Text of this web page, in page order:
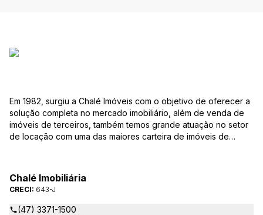
Em 1982, surgiu a Chalé Imóveis com o objetivo de oferecer a
solução completa no mercado imobiliário, além de venda de
imóveis de terceiros, também temos grande atuação no setor
de locação com uma das maiores carteira de imóveis de
Arte Imóveis. E também reavaliamos a nossa Missão, Visão e
Valores.
Chalé Imobiliária
CRECI: 643-J
(47) 3371-1500